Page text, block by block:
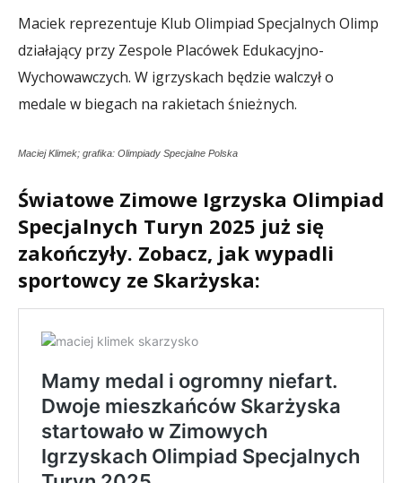
Maciek reprezentuje Klub Olimpiad Specjalnych Olimp
działający przy Zespole Placówek Edukacyjno-
Wychowawczych. W igrzyskach będzie walczył o
medale w biegach na rakietach śnieżnych.
Maciej Klimek; grafika: Olimpiady Specjalne Polska
Światowe Zimowe Igrzyska Olimpiad
Specjalnych Turyn 2025 już się
zakończyły. Zobacz, jak wypadli
sportowcy ze Skarżyska: